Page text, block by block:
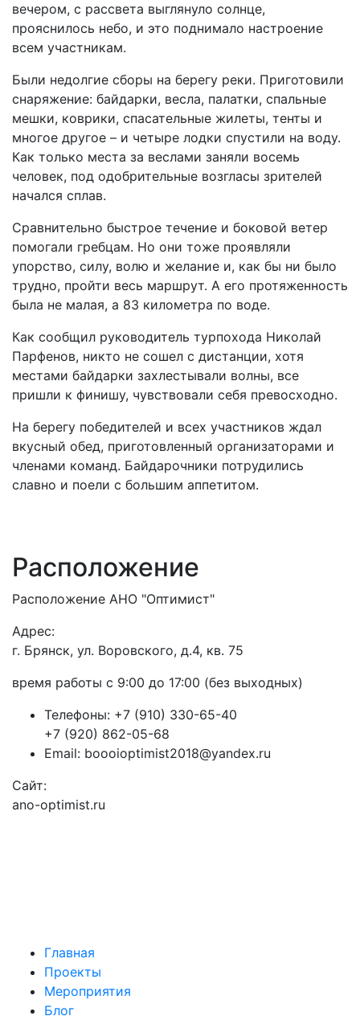
вечером, с рассвета выглянуло солнце,
прояснилось небо, и это поднимало настроение
всем участникам.
Были недолгие сборы на берегу реки. Приготовили
снаряжение: байдарки, весла, палатки, спальные
мешки, коврики, спасательные жилеты, тенты и
многое другое – и четыре лодки спустили на воду.
Как только места за веслами заняли восемь
человек, под одобрительные возгласы зрителей
начался сплав.
Сравнительно быстрое течение и боковой ветер
помогали гребцам. Но они тоже проявляли
упорство, силу, волю и желание и, как бы ни было
трудно, пройти весь маршрут. А его протяженность
была не малая, а 83 километра по воде.
Как сообщил руководитель турпохода Николай
Парфенов, никто не сошел с дистанции, хотя
местами байдарки захлестывали волны, все
пришли к финишу, чувствовали себя превосходно.
На берегу победителей и всех участников ждал
вкусный обед, приготовленный организаторами и
членами команд. Байдарочники потрудились
славно и поели с большим аппетитом.
Расположение
Расположение АНО "Оптимист"
Адрес:
г. Брянск, ул. Воровского, д.4, кв. 75
время работы с 9:00 до 17:00 (без выходных)
Телефоны: +7 (910) 330-65-40
+7 (920) 862-05-68
Email: boooioptimist2018@yandex.ru
Сайт:
ano-optimist.ru
Главная
Проекты
Мероприятия
Блог